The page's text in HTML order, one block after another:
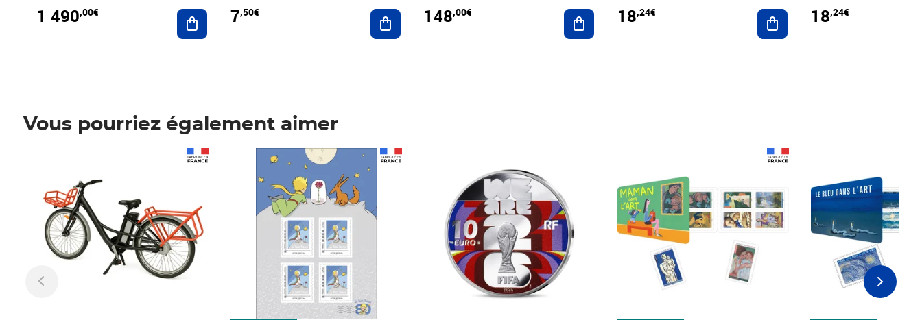
1 490,00€ Ajouter au panier
7,50€ Ajouter au panier
148,00€ Ajouter au panier
18,24€ Ajouter au panier
18,24€
Vous pourriez également aimer
Prix 7,50€